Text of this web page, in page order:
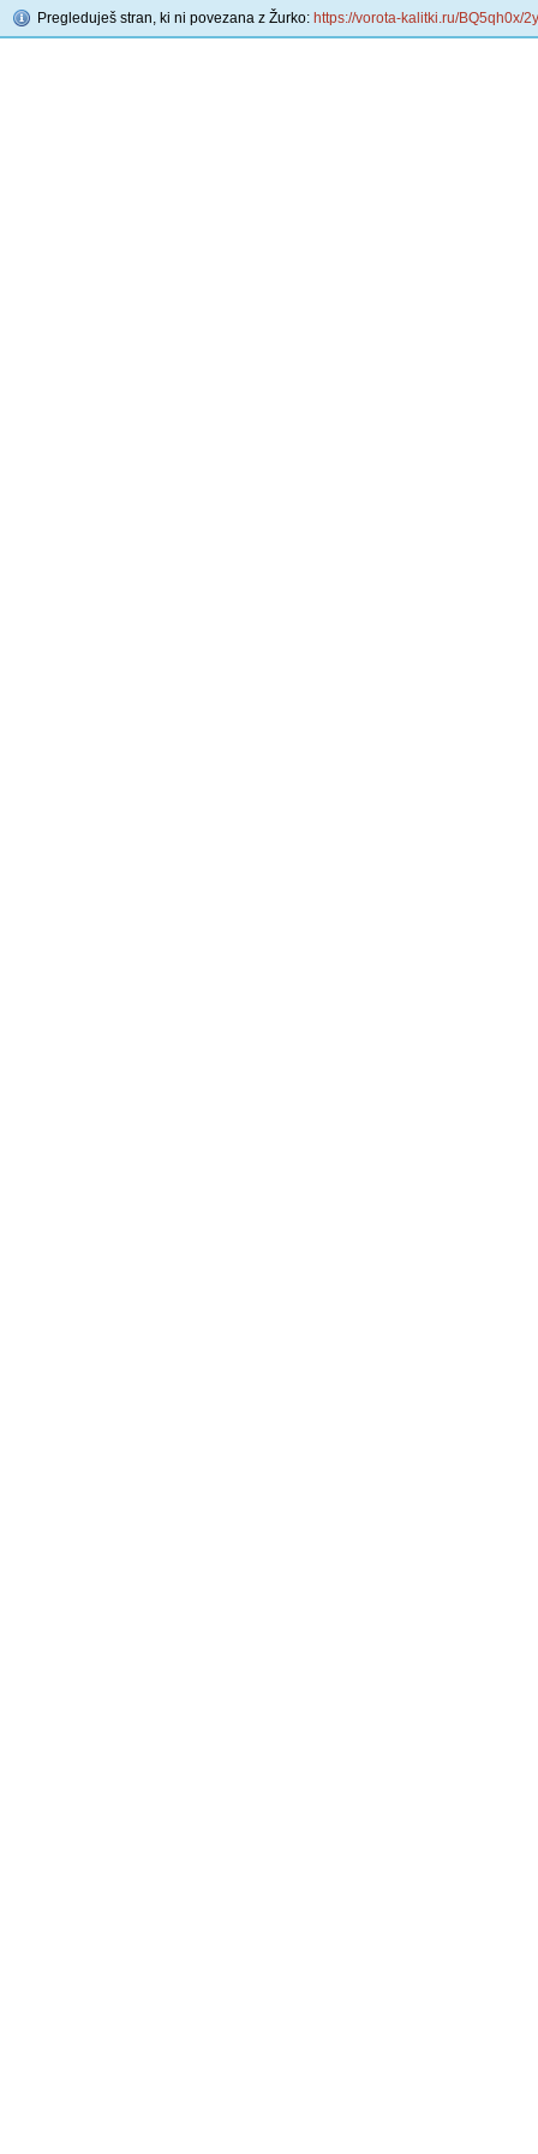
Pregleduješ stran, ki ni povezana z Žurko: https://vorota-kalitki.ru/BQ5qh0x/